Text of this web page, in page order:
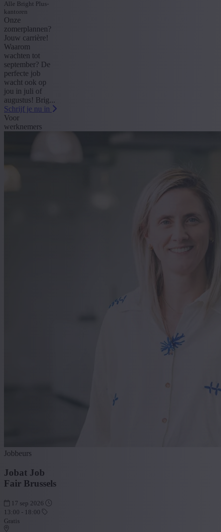
Alle Bright Plus-
kantoren
Onze
zomerplannen?
Jouw carrière!
Waarom
wachten tot
september? De
perfecte job
wacht ook op
jou in juli of
augustus! Brig...
Schrijf je nu in
Voor
werknemers
Jobbeurs
Jobat Job
Fair Brussels
17 sep 2026
13:00 - 18:00
Gratis